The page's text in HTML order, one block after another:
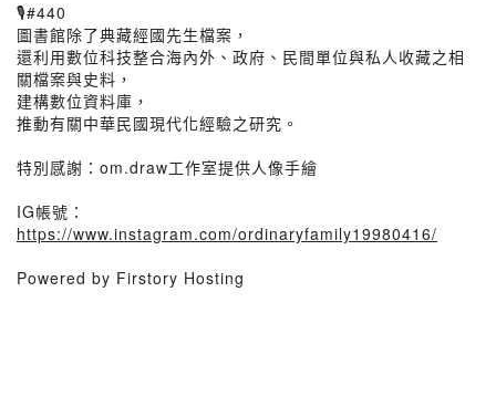
🎙️#440
圖書館除了典藏經國先生檔案，
還利用數位科技整合海內外、政府、民間單位與私人收藏之相
關檔案與史料，
建構數位資料庫，
推動有關中華民國現代化經驗之研究。
特別感謝：om.draw工作室提供人像手繪
IG帳號：
https://www.instagram.com/ordinaryfamily19980416/
Powered by Firstory Hosting